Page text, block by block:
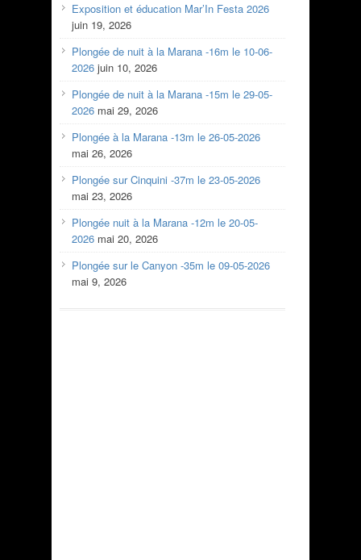
Exposition et éducation Mar’In Festa 2026
juin 19, 2026
Plongée de nuit à la Marana -16m le 10-06-
2026 juin 10, 2026
Plongée de nuit à la Marana -15m le 29-05-
2026 mai 29, 2026
Plongée à la Marana -13m le 26-05-2026
mai 26, 2026
Plongée sur Cinquini -37m le 23-05-2026
mai 23, 2026
Plongée nuit à la Marana -12m le 20-05-
2026 mai 20, 2026
Plongée sur le Canyon -35m le 09-05-2026
mai 9, 2026